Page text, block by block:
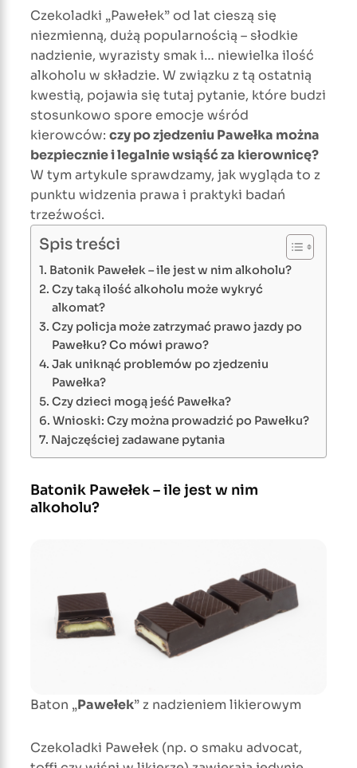
Czekoladki „Pawełek” od lat cieszą się
niezmienną, dużą popularnością – słodkie
nadzienie, wyrazisty smak i… niewielka ilość
alkoholu w składzie. W związku z tą ostatnią
kwestią, pojawia się tutaj pytanie, które budzi
stosunkowo spore emocje wśród
kierowców: czy po zjedzeniu Pawełka można
bezpiecznie i legalnie wsiąść za kierownicę?
W tym artykule sprawdzamy, jak wygląda to z
punktu widzenia prawa i praktyki badań
trzeźwości.
Spis treści
Batonik Pawełek – ile jest w nim alkoholu?
Czy taką ilość alkoholu może wykryć
alkomat?
Czy policja może zatrzymać prawo jazdy po
Pawełku? Co mówi prawo?
Jak uniknąć problemów po zjedzeniu
Pawełka?
Czy dzieci mogą jeść Pawełka?
Wnioski: Czy można prowadzić po Pawełku?
Najczęściej zadawane pytania
Batonik Pawełek – ile jest w nim
alkoholu?
Baton „Pawełek” z nadzieniem likierowym
Czekoladki Pawełek (np. o smaku advocat,